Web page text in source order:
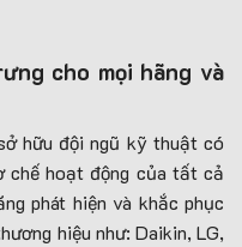
cho mọi hãng và
hữu đội ngũ kỹ thuật có
chế hoạt động của tất cả
phát hiện và khắc phục
hiệu như: Daikin, LG,